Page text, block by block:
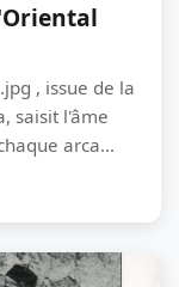
, issue de la
saisit l'âme
arca...